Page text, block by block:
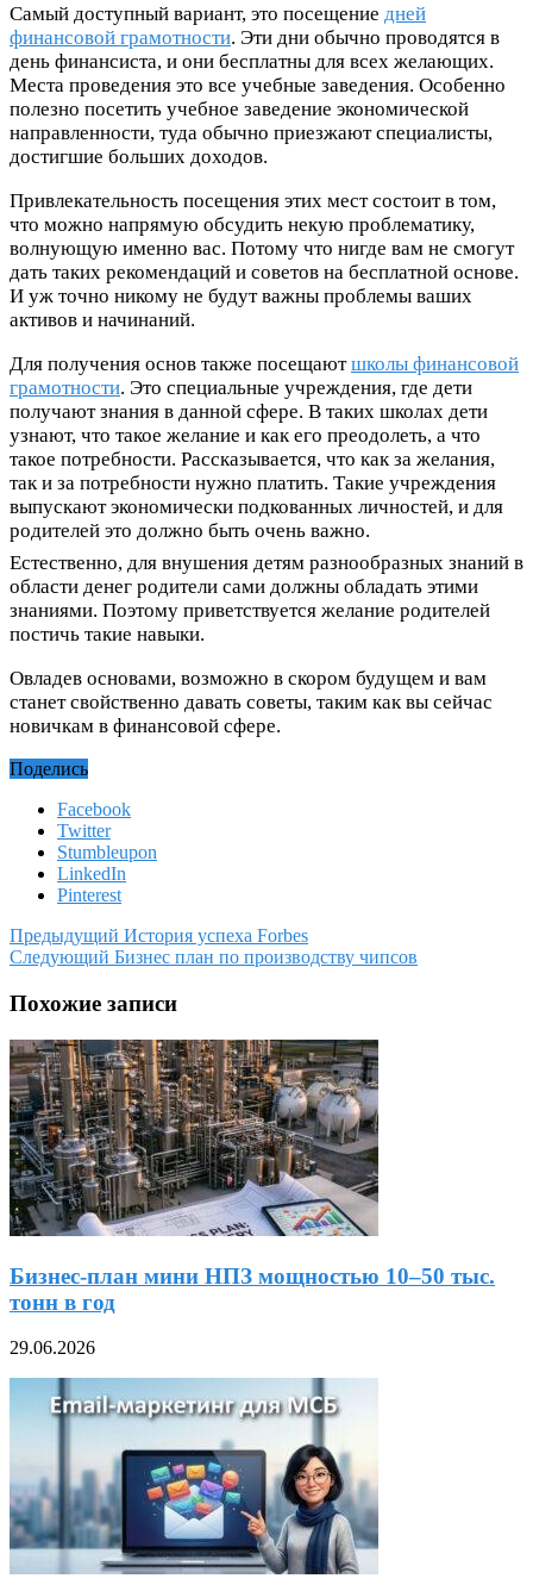
Самый доступный вариант, это посещение дней
финансовой грамотности. Эти дни обычно проводятся в
день финансиста, и они бесплатны для всех желающих.
Места проведения это все учебные заведения. Особенно
полезно посетить учебное заведение экономической
направленности, туда обычно приезжают специалисты,
достигшие больших доходов.
Привлекательность посещения этих мест состоит в том,
что можно напрямую обсудить некую проблематику,
волнующую именно вас. Потому что нигде вам не смогут
дать таких рекомендаций и советов на бесплатной основе.
И уж точно никому не будут важны проблемы ваших
активов и начинаний.
Для получения основ также посещаютшколы финансовой
грамотности. Это специальные учреждения, где дети
получают знания в данной сфере. В таких школах дети
узнают, что такое желание и как его преодолеть, а что
такое потребности. Рассказывается, что как за желания,
так и за потребности нужно платить. Такие учреждения
выпускают экономически подкованных личностей, и для
родителей это должно быть очень важно.
Естественно, для внушения детям разнообразных знаний в
области денег родители сами должны обладать этими
знаниями. Поэтому приветствуется желание родителей
постичь такие навыки.
Овладев основами, возможно в скором будущем и вам
станет свойственно давать советы, таким как вы сейчас
новичкам в финансовой сфере.
Поделись
Facebook
Twitter
Stumbleupon
LinkedIn
Pinterest
Предыдущий История успеха Forbes
Следующий Бизнес план по производству чипсов
Похожие записи
Бизнес-план мини НПЗ мощностью 10–50 тыс.
тонн в год
29.06.2026